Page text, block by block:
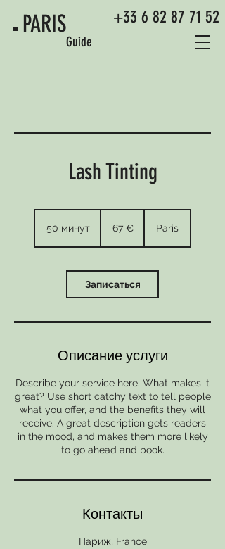
Guide
PARIS +33 6 82 87 71 52
Lash Tinting
50 минут
и
н
у
67 € Paris
Записаться
Описание услуги
Describe your service here. What makes it
great? Use short catchy text to tell people
what you offer, and the benefits they will
receive. A great description gets readers
in the mood, and makes them more likely
to go ahead and book.
Контакты
Париж, France